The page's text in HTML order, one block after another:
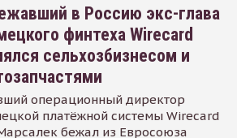
в Россию экс-глава
финтеха Wirecard
сельхозбизнесом и
операционный директор
платёжной системы Wirecard
бежал из Евросоюза